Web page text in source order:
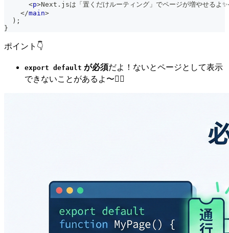
<p>Next.jsは「置くだけルーティング」でページが増やせるよ✨
</main>
) ;
}
ポイント👇
export default が必須だよ！ないとページとして表示
できないことがあるよ〜😵‍💫